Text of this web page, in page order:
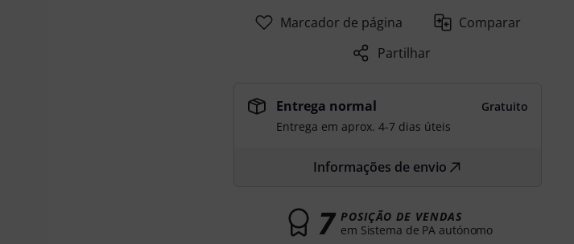
Marcador de página
Comparar
Partilhar
Entrega normal
Gratuito
Entrega em aprox. 4-7 dias úteis
Informações de envio
7 POSIÇÃO DE VENDAS
em Sistema de PA autónomo